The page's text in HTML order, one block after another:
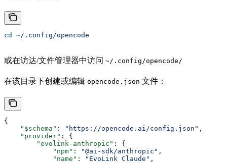
cd ~/.config/opencode
或在访达/文件管理器中访问 ~/.config/opencode/
在该目录下创建或编辑 opencode.json 文件：
{
    "$schema"
: "https://opencode.ai/config.json" ,
    "provider"
: {
        "evolink-anthropic"
: {
            "npm"
: "@ai-sdk/anthropic" ,
            "name"
: "EvoLink Claude" ,